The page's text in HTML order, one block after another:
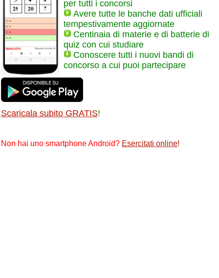
per tutti i concorsi
Avere tutte le banche dati ufficiali
tempestivamente aggiornate
Centinaia di materie e di batterie di
quiz con cui studiare
Conoscere tutti i nuovi bandi di
concorso a cui puoi partecipare
Scaricala subito GRATIS!
Non hai uno smartphone Android? Esercitati online!